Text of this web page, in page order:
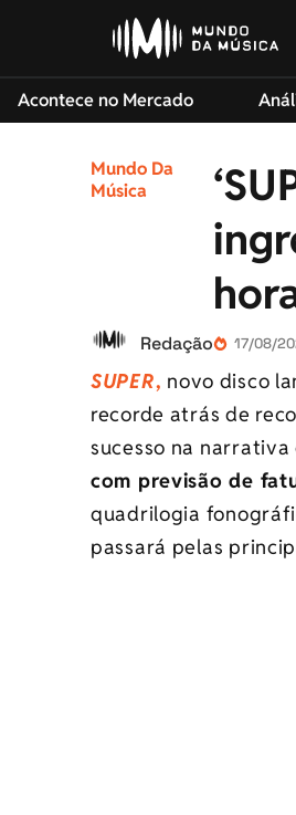
Acontece no Mercado
Mundo Da
Música
Redação 17/08/
SUPER, novo disco
recorde atrás de
sucesso na
com previsão de
quadrilogia
passará pelas